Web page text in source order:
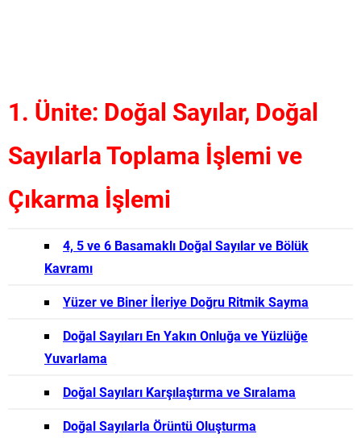
1. Ünite: Doğal Sayılar, Doğal
Sayılarla Toplama İşlemi ve
Çıkarma İşlemi
4, 5 ve 6 Basamaklı Doğal Sayılar ve Bölük
Kavramı
Yüzer ve Biner İleriye Doğru Ritmik Sayma
Doğal Sayıları En Yakın Onluğa ve Yüzlüğe
Yuvarlama
Doğal Sayıları Karşılaştırma ve Sıralama
Doğal Sayılarla Örüntü Oluşturma